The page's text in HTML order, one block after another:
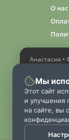
О нас
2024
Анастасия •
букет
Мы
Этот сайт
и улучшения
на сайте, вы